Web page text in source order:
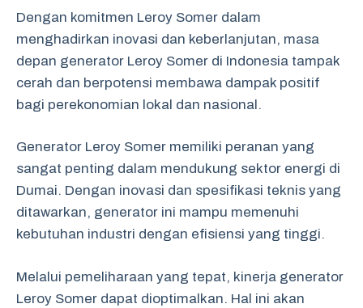
Dengan komitmen Leroy Somer dalam
menghadirkan inovasi dan keberlanjutan, masa
depan generator Leroy Somer di Indonesia tampak
cerah dan berpotensi membawa dampak positif
bagi perekonomian lokal dan nasional.
Generator Leroy Somer memiliki peranan yang
sangat penting dalam mendukung sektor energi di
Dumai. Dengan inovasi dan spesifikasi teknis yang
ditawarkan, generator ini mampu memenuhi
kebutuhan industri dengan efisiensi yang tinggi.
Melalui pemeliharaan yang tepat, kinerja generator
Leroy Somer dapat dioptimalkan. Hal ini akan